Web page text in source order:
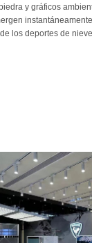
y gráficos
los deportes de